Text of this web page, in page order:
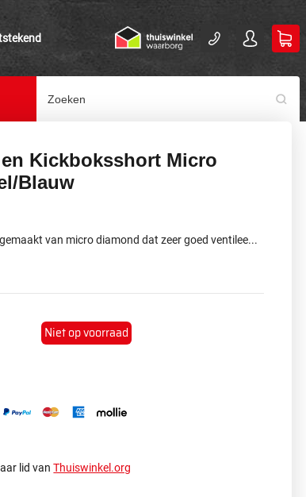
Kickboksshort Micro
Blauw
van micro diamond dat zeer goed ventilee...
Niet op voorraad
lid vanThuiswinkel.org